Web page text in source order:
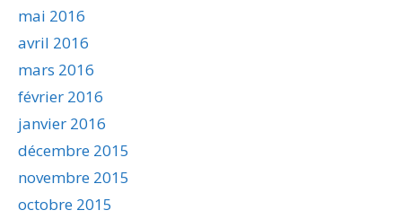
mai 2016
avril 2016
mars 2016
février 2016
janvier 2016
décembre 2015
novembre 2015
octobre 2015